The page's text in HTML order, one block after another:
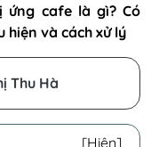
ứng cafe là gì? Có
hiện và cách xử lý
Thu Hà
[Hiện]